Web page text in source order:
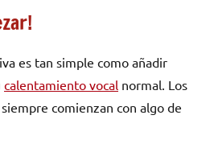
es tan simple como añadir
calentamiento vocal normal. Los
comienzan con algo de